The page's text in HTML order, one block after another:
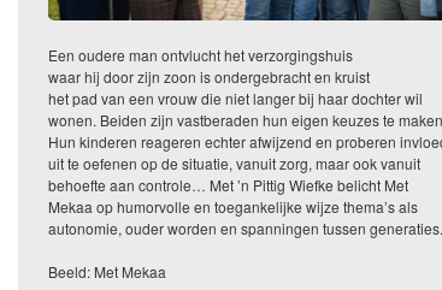
Een oudere man ontvlucht het verzorgingshuis
waar hij door zijn zoon is ondergebracht en kruist
het pad van een vrouw die niet langer bij haar dochter wil
wonen. Beiden zijn vastberaden hun eigen keuzes te
Hun kinderen reageren echter afwijzend en proberen
uit te oefenen op de situatie, vanuit zorg, maar ook vanuit
behoefte aan controle… Met ’n Pittig Wiefke belicht Met
Mekaa op humorvolle en toegankelijke wijze thema’s als
autonomie, ouder worden en spanningen tussen generaties.
Beeld: Met Mekaa